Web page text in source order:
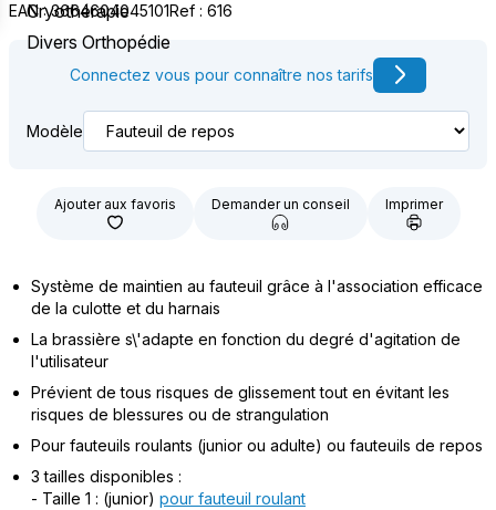
Cryothérapie
Divers Orthopédie
EAN : 3664604045101Ref : 616
Connectez vous pour connaître nos tarifs
Modèle
Ajouter aux favoris Demander un conseil Imprimer
Système de maintien au fauteuil grâce à l'association efficace
de la culotte et du harnais
La brassière s\'adapte en fonction du degré d'agitation de
l'utilisateur
Prévient de tous risques de glissement tout en évitant les
risques de blessures ou de strangulation
Pour fauteuils roulants (junior ou adulte) ou fauteuils de repos
3 tailles disponibles :
- Taille 1 : (junior) pour fauteuil roulant